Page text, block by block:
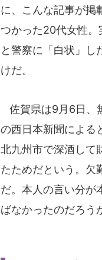
に、こんな記事が掲
つかった20代女性。
と警察に「白状」し
けだ。
佐賀県は9月6日、
の西日本新聞による
北九州市で深酒して
たためだという。欠
だ。本人の言い分が
ばなかったのだろう